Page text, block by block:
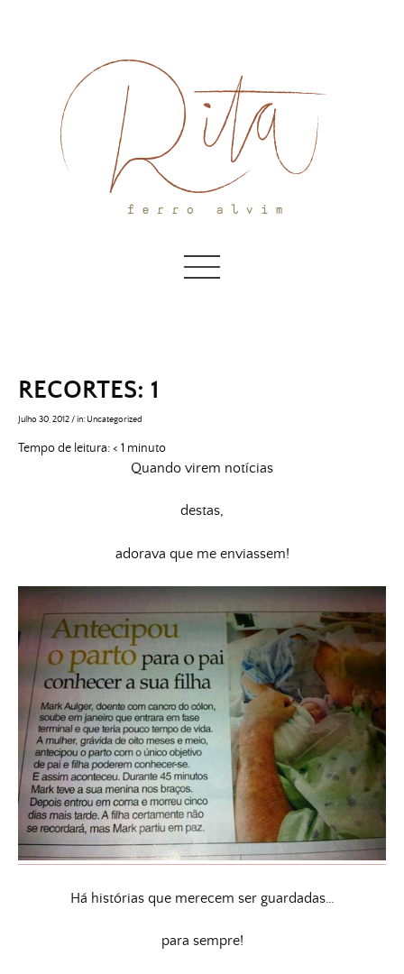
RECORTES: 1
Julho 30, 2012/in: Uncategorized
Tempo de leitura:< 1 minuto
Quando virem notícias
destas,
adorava que me enviassem!
Há histórias que merecem ser guardadas…
para sempre!